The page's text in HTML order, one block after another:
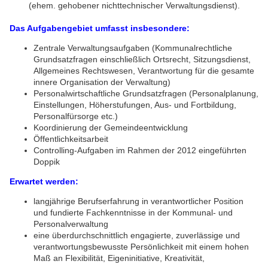
(ehem. gehobener nichttechnischer Verwaltungsdienst).
Das Aufgabengebiet umfasst insbesondere:
Zentrale Verwaltungsaufgaben (Kommunalrechtliche
Grundsatzfragen einschließlich Ortsrecht, Sitzungsdienst,
Allgemeines Rechtswesen, Verantwortung für die gesamte
innere Organisation der Verwaltung)
Personalwirtschaftliche Grundsatzfragen (Personalplanung,
Einstellungen, Höherstufungen, Aus- und Fortbildung,
Personalfürsorge etc.)
Koordinierung der Gemeindeentwicklung
Öffentlichkeitsarbeit
Controlling-Aufgaben im Rahmen der 2012 eingeführten
Doppik
Erwartet werden:
langjährige Berufserfahrung in verantwortlicher Position
und fundierte Fachkenntnisse in der Kommunal- und
Personalverwaltung
eine überdurchschnittlich engagierte, zuverlässige und
verantwortungsbewusste Persönlichkeit mit einem hohen
Maß an Flexibilität, Eigeninitiative, Kreativität,